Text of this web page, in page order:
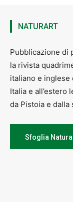
NATURART
Pubblicazione di
la rivista
italiano e inglese
Italia e
da Pistoia e dalla
Sfoglia